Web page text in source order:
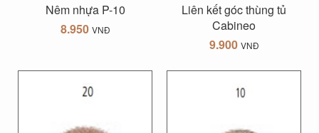
Nêm nhựa P-10
8.950 VNĐ
Liên kết góc thùng tủ
Cabineo
9.900 VNĐ